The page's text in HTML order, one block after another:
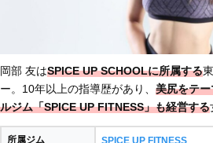
岡部 友はSPICE UP SCHOOLに所属する
ー。10年以上の指導歴があり、 美尻をテ
ルジム「SPICE UP FITNESS」も経営する
所属ジム SPICE UP FITNESS